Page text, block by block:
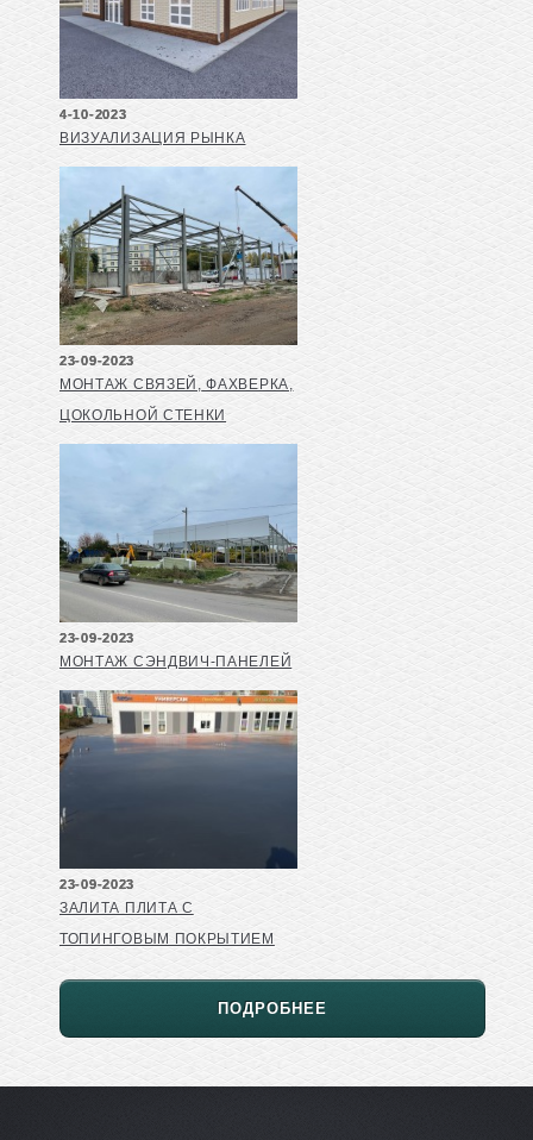
4-10-2023
ВИЗУАЛИЗАЦИЯ РЫНКА
23-09-2023
МОНТАЖ СВЯЗЕЙ, ФАХВЕРКА,
ЦОКОЛЬНОЙ СТЕНКИ
23-09-2023
МОНТАЖ СЭНДВИЧ-ПАНЕЛЕЙ
23-09-2023
ЗАЛИТА ПЛИТА С
ТОПИНГОВЫМ ПОКРЫТИЕМ
ПОДРОБНЕЕ